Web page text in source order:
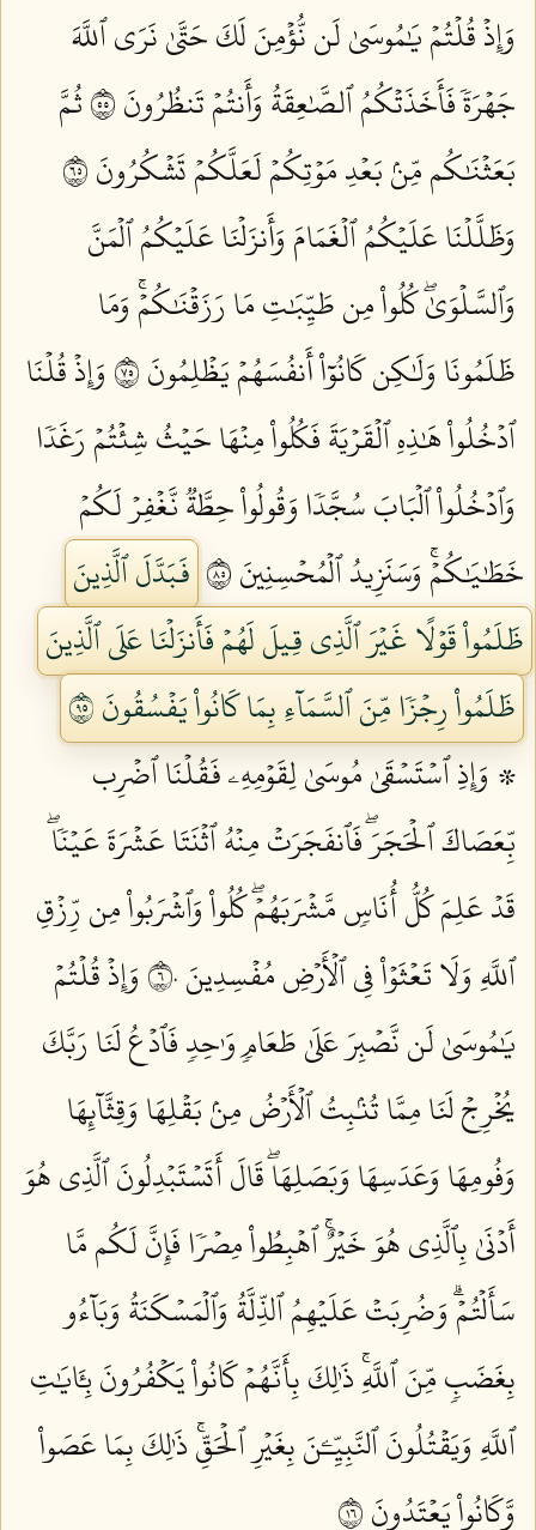
وَإِذۡ قُلۡتُمۡ يَٰمُوسَىٰ لَن نُّؤۡمِنَ لَكَ حَتَّىٰ نَرَى ٱللَّهَ
جَهۡرَةٗ فَأَخَذَتۡكُمُ ٱلصَّٰعِقَةُ وَأَنتُمۡ تَنظُرُونَ ٥٥
ثُمَّ
بَعَثۡنَٰكُم مِّنۢ بَعۡدِ مَوۡتِكُمۡ لَعَلَّكُمۡ تَشۡكُرُونَ ٥٦
وَظَلَّلۡنَا عَلَيۡكُمُ ٱلۡغَمَامَ وَأَنزَلۡنَا عَلَيۡكُمُ ٱلۡمَنَّ
وَٱلسَّلۡوَىٰۖ كُلُواْ مِن طَيِّبَٰتِ مَا رَزَقۡنَٰكُمۡۚ وَمَا
ظَلَمُونَا وَلَٰكِن كَانُوٓاْ أَنفُسَهُمۡ يَظۡلِمُونَ ٥٧
وَإِذۡ قُلۡنَا
ٱدۡخُلُواْ هَٰذِهِ ٱلۡقَرۡيَةَ فَكُلُواْ مِنۡهَا حَيۡثُ شِئۡتُمۡ رَغَدٗا
وَٱدۡخُلُواْ ٱلۡبَابَ سُجَّدٗا وَقُولُواْ حِطَّةٞ نَّغۡفِرۡ لَكُمۡ
خَطَٰيَٰكُمۡۚ وَسَنَزِيدُ ٱلۡمُحۡسِنِينَ ٥٨
فَبَدَّلَ ٱلَّذِينَ
ظَلَمُواْ قَوۡلًا غَيۡرَ ٱلَّذِي قِيلَ لَهُمۡ فَأَنزَلۡنَا عَلَى ٱلَّذِينَ
ظَلَمُواْ رِجۡزٗا مِّنَ ٱلسَّمَآءِ بِمَا كَانُواْ يَفۡسُقُونَ ٥٩
۞ وَإِذِ ٱسۡتَسۡقَىٰ مُوسَىٰ لِقَوۡمِهِۦ فَقُلۡنَا ٱضۡرِب
بِّعَصَاكَ ٱلۡحَجَرَۖ فَٱنفَجَرَتۡ مِنۡهُ ٱثۡنَتَا عَشۡرَةَ عَيۡنٗاۖ
قَدۡ عَلِمَ كُلُّ أُنَاسٖ مَّشۡرَبَهُمۡۖ كُلُواْ وَٱشۡرَبُواْ مِن رِّزۡقِ
ٱللَّهِ وَلَا تَعۡثَوۡاْ فِي ٱلۡأَرۡضِ مُفۡسِدِينَ ٦٠
وَإِذۡ قُلۡتُمۡ
يَٰمُوسَىٰ لَن نَّصۡبِرَ عَلَىٰ طَعَامٖ وَٰحِدٖ فَٱدۡعُ لَنَا رَبَّكَ
يُخۡرِجۡ لَنَا مِمَّا تُنۢبِتُ ٱلۡأَرۡضُ مِنۢ بَقۡلِهَا وَقِثَّآئِهَا
وَفُومِهَا وَعَدَسِهَا وَبَصَلِهَاۖ قَالَ أَتَسۡتَبۡدِلُونَ ٱلَّذِي هُوَ
أَدۡنَىٰ بِٱلَّذِي هُوَ خَيۡرٌۚ ٱهۡبِطُواْ مِصۡرٗا فَإِنَّ لَكُم مَّا
سَأَلۡتُمۡۗ وَضُرِبَتۡ عَلَيۡهِمُ ٱلذِّلَّةُ وَٱلۡمَسۡكَنَةُ وَبَآءُو
بِغَضَبٖ مِّنَ ٱللَّهِۚ ذَٰلِكَ بِأَنَّهُمۡ كَانُواْ يَكۡفُرُونَ بِـَٔايَٰتِ
ٱللَّهِ وَيَقۡتُلُونَ ٱلنَّبِيِّـۧنَ بِغَيۡرِ ٱلۡحَقِّۚ ذَٰلِكَ بِمَا عَصَواْ
وَّكَانُواْ يَعۡتَدُونَ ٦١